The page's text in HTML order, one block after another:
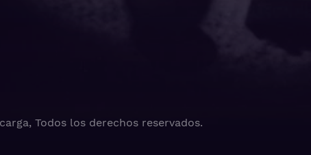
Todos los derechos reservados.